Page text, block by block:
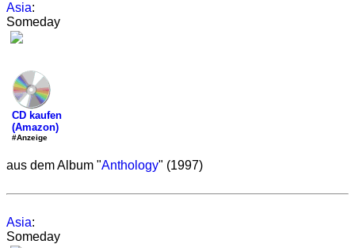
Asia:
Someday
CD kaufen
(Amazon)
#Anzeige
aus dem Album "Anthology" (1997)
Asia:
Someday